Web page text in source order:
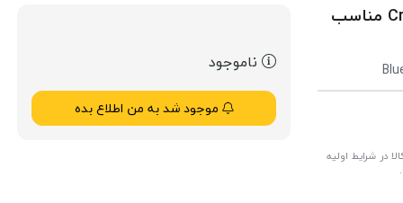
قاب شفاف طلقی مگ سیف بلوئو Crystal Drop MagSafe مناسب
در شرایط اولیه
ناموجود
موجود شد به من اطلاع بده